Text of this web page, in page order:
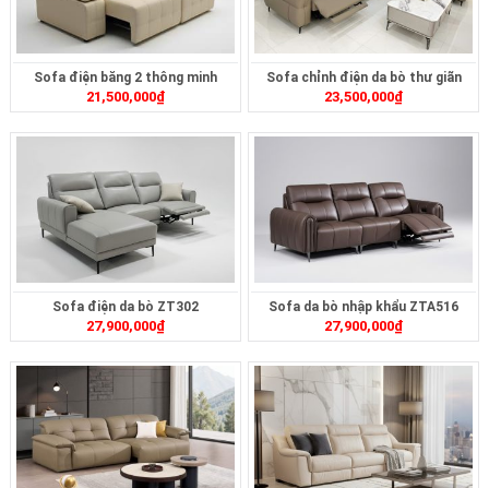
Sofa điện băng 2 thông minh
ZT2626
21,500,000₫
Sofa chỉnh điện da bò thư giãn
ZT2622
23,500,000₫
Sofa điện da bò ZT302
27,900,000₫
Sofa da bò nhập khẩu ZTA516
27,900,000₫